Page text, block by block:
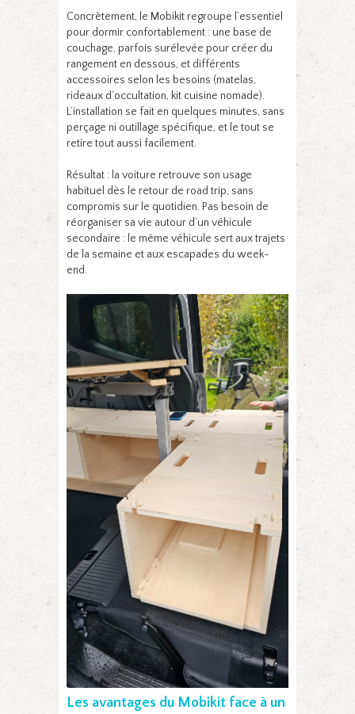
Concrètement, le Mobikit regroupe l’essentiel
pour dormir confortablement : une base de
couchage, parfois surélevée pour créer du
rangement en dessous, et différents
accessoires selon les besoins (matelas,
rideaux d’occultation, kit cuisine nomade).
L’installation se fait en quelques minutes, sans
perçage ni outillage spécifique, et le tout se
retire tout aussi facilement.
Résultat : la voiture retrouve son usage
habituel dès le retour de road trip, sans
compromis sur le quotidien. Pas besoin de
réorganiser sa vie autour d’un véhicule
secondaire : le même véhicule sert aux trajets
de la semaine et aux escapades du week-
end.
Les avantages du Mobikit face à un